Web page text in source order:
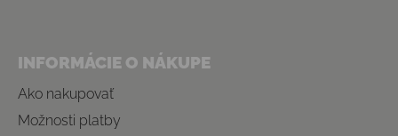
INFORMÁCIE O NÁKUPE
Ako nakupovať
Možnosti platby